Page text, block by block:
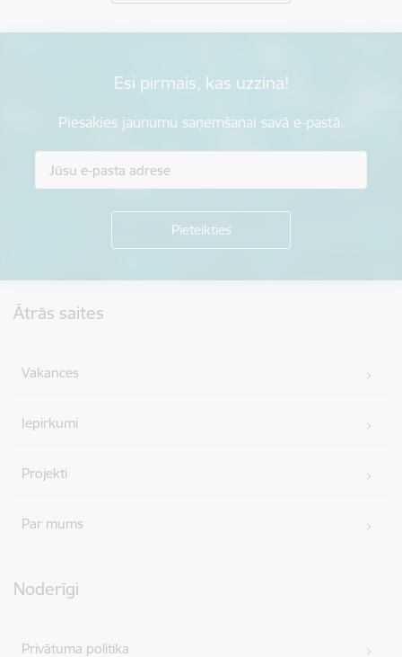
Esi pirmais, kas uzzina!
Piesakies jaunumu saņemšanai savā e-pastā.
Ātrās saites
Vakances
Iepirkumi
Projekti
Par mums
Noderīgi
Privātuma politika